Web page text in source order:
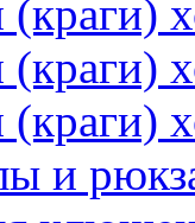
(краги)
(краги)
(краги)
и